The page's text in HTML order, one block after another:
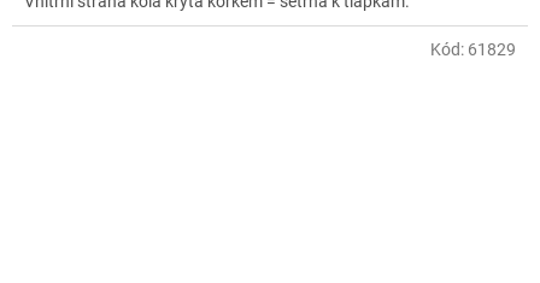
Kód: 61829